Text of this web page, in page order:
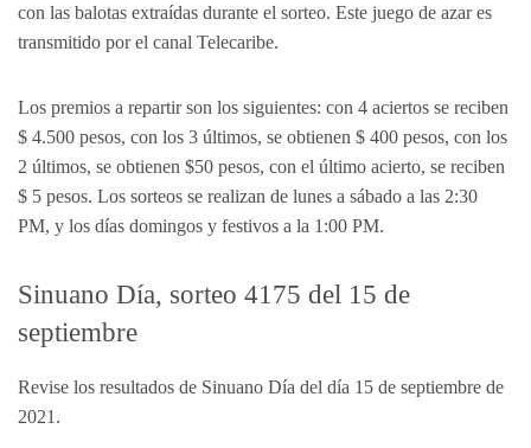
con las balotas extraídas durante el sorteo. Este juego de azar es
transmitido por el canal Telecaribe.
Los premios a repartir son los siguientes: con 4 aciertos se reciben
$ 4.500 pesos, con los 3 últimos, se obtienen $ 400 pesos, con los
2 últimos, se obtienen $50 pesos, con el último acierto, se reciben
$ 5 pesos. Los sorteos se realizan de lunes a sábado a las 2:30
PM, y los días domingos y festivos a la 1:00 PM.
Sinuano Día, sorteo 4175 del 15 de
septiembre
Revise los resultados de Sinuano Día del día 15 de septiembre de
2021.